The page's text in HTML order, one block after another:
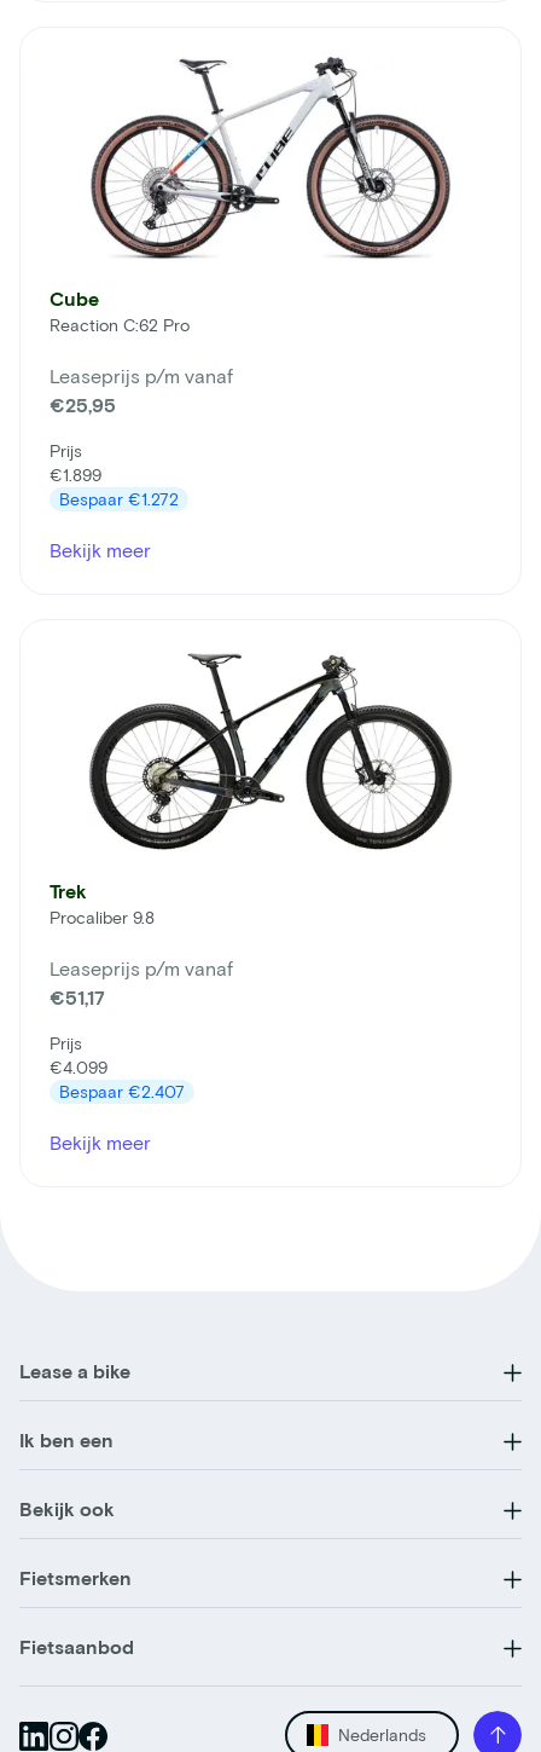
Cube
Reaction C:62 Pro
Leaseprijs p/m vanaf
€25,95
Prijs
€1.899
Bespaar €1.272
Bekijk meer
Trek
Procaliber 9.8
Leaseprijs p/m vanaf
€51,17
Prijs
€4.099
Bespaar €2.407
Bekijk meer
Lease a bike
Ik ben een
Bekijk ook
Fietsmerken
Fietsaanbod
Nederlands